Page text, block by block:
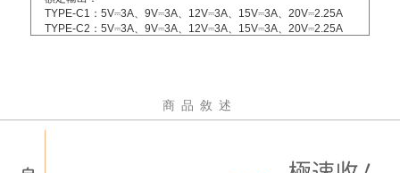
TYPE-C1：5V⎓3A、9V⎓3A、12V⎓3A、15V⎓3A、20V⎓2.25A
TYPE-C2：5V⎓3A、9V⎓3A、12V⎓3A、15V⎓3A、20V⎓2.25A
TYPE-C1+TYPE-C2+USB-A：30W+6W+6W
操作溫度：約35℃
商品敘述